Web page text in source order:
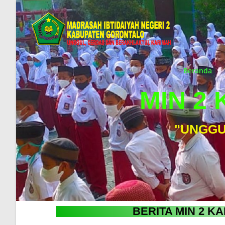
Beranda
MIN 2
BERITA MIN 2